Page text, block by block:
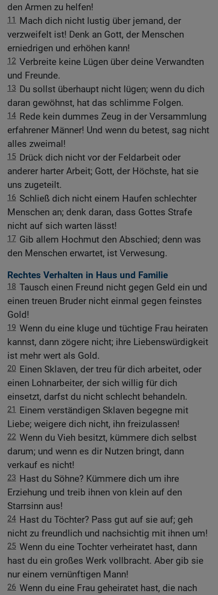
den Armen zu helfen!
11
Mach dich nicht lustig über jemand, der
verzweifelt ist! Denk an Gott, der Menschen
erniedrigen und erhöhen kann!
12 Verbreite keine Lügen über deine Verwandten
und Freunde.
13 Du sollst überhaupt nicht lügen; wenn du dich
daran gewöhnst, hat das schlimme Folgen.
14 Rede kein dummes Zeug in der Versammlung
erfahrener Männer! Und wenn du betest, sag nicht
alles zweimal!
15 Drück dich nicht vor der Feldarbeit oder
anderer harter Arbeit; Gott, der Höchste, hat sie
uns zugeteilt.
16 Schließ dich nicht einem Haufen schlechter
Menschen an; denk daran, dass Gottes Strafe
nicht auf sich warten lässt!
17 Gib allem Hochmut den Abschied; denn was
den Menschen erwartet, ist Verwesung.
Rechtes Verhalten in Haus und Familie
18 Tausch einen Freund nicht gegen Geld ein und
einen treuen Bruder nicht einmal gegen feinstes
Gold!
19 Wenn du eine kluge und tüchtige Frau heiraten
kannst, dann zögere nicht; ihre Liebenswürdigkeit
ist mehr wert als Gold.
20 Einen Sklaven, der treu für dich arbeitet, oder
einen Lohnarbeiter, der sich willig für dich
einsetzt, darfst du nicht schlecht behandeln.
21
Einem verständigen Sklaven begegne mit
Liebe; weigere dich nicht, ihn freizulassen!
22 Wenn du Vieh besitzt, kümmere dich selbst
darum; und wenn es dir Nutzen bringt, dann
verkauf es nicht!
23 Hast du Söhne? Kümmere dich um ihre
Erziehung und treib ihnen von klein auf den
Starrsinn aus!
24 Hast du Töchter? Pass gut auf sie auf; geh
nicht zu freundlich und nachsichtig mit ihnen um!
25 Wenn du eine Tochter verheiratet hast, dann
hast du ein großes Werk vollbracht. Aber gib sie
nur einem vernünftigen Mann!
26 Wenn du eine Frau geheiratet hast, die nach